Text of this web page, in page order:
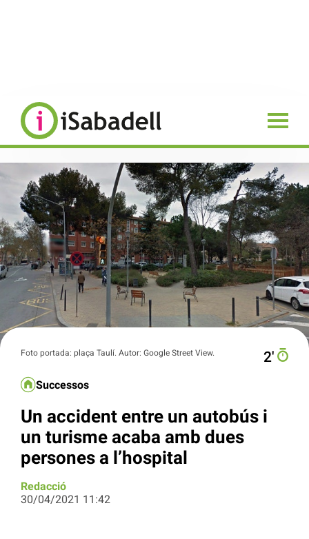
Foto portada: plaça Taulí. Autor: Google Street View. 2′
Successos
Un accident entre un autobús i
un turisme acaba amb dues
persones a l’hospital
Redacció
30/04/2021 11:42